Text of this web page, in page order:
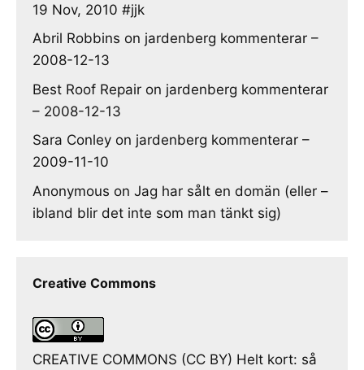
19 Nov, 2010 #jjk
Abril Robbins on jardenberg kommenterar –
2008-12-13
Best Roof Repair on jardenberg kommenterar
– 2008-12-13
Sara Conley on jardenberg kommenterar –
2009-11-10
Anonymous on Jag har sålt en domän (eller –
ibland blir det inte som man tänkt sig)
Creative Commons
CREATIVE COMMONS (CC BY) Helt kort: så